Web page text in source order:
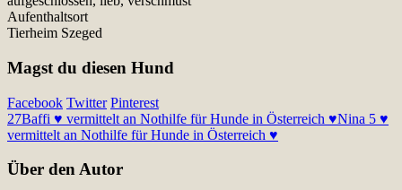
Aufenthaltsort
Tierheim Szeged
Magst du diesen Hund
Facebook Twitter Pinterest
27Baffi ♥ vermittelt an Nothilfe für Hunde in Österreich ♥Nina 5 ♥
vermittelt an Nothilfe für Hunde in Österreich ♥
Über den Autor